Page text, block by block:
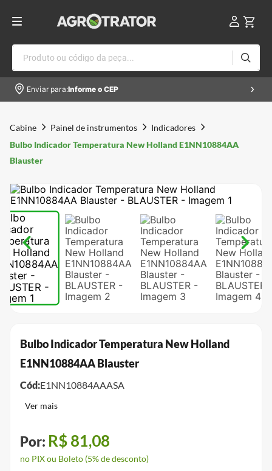
Produto ou código da peça...
Enviar para:Informe o CEP
Cabine Painel de instrumentos
Indicadores
Bulbo Indicador Temperatura New Holland E1NN10884AA
Blauster
Bulbo Indicador Temperatura New Holland
E1NN10884AA Blauster
Cód:E1NN10884AAASA
R$81,08
no PIX ou Boleto (5% de desconto)